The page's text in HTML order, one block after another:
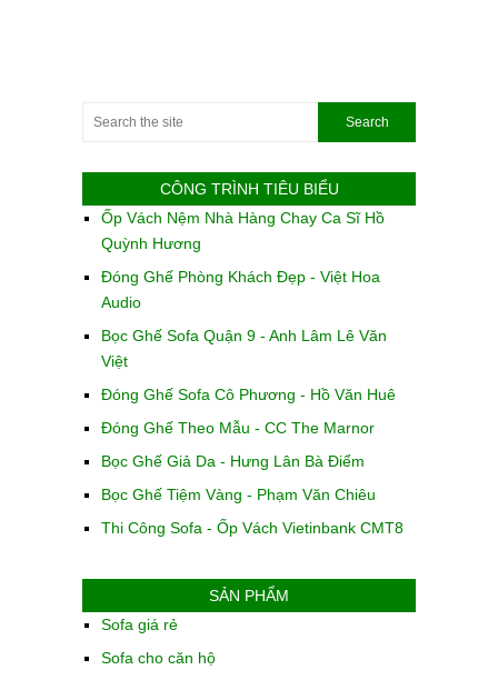
CÔNG TRÌNH TIÊU BIỂU
Ốp Vách Nệm Nhà Hàng Chay Ca Sĩ Hồ
Quỳnh Hương
Đóng Ghế Phòng Khách Đẹp - Việt Hoa
Audio
Bọc Ghế Sofa Quận 9 - Anh Lâm Lê Văn
Việt
Đóng Ghế Sofa Cô Phương - Hồ Văn Huê
Đóng Ghế Theo Mẫu - CC The Marnor
Bọc Ghế Giả Da - Hưng Lân Bà Điểm
Bọc Ghế Tiệm Vàng - Phạm Văn Chiêu
Thi Công Sofa - Ốp Vách Vietinbank CMT8
SẢN PHẨM
Sofa giá rẻ
Sofa cho căn hộ